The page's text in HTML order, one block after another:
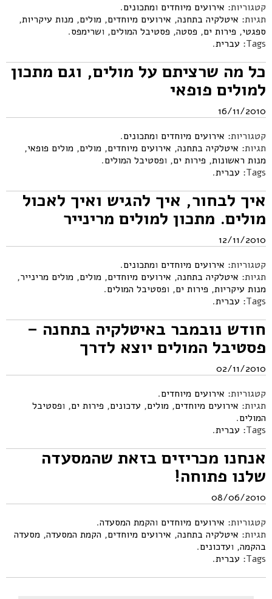
קטגוריות: אירועים מיוחדים ומתכונים.
תגיות: איטלקיה בתחנה, אירועים מיוחדים, מולים, מנות עיקריות,
ספגטי, פירות ים, פסטה, פסטיבל המולים, ושרימפס.
Tags: עברית.
כל מה שרציתם על מולים, וגם מתכון
למולים פופאי
16/11/2010
קטגוריות: אירועים מיוחדים ומתכונים.
תגיות: איטלקיה בתחנה, אירועים מיוחדים, מולים, מולים פופאי,
מנות ראשונות, פירות ים, ופסטיבל המולים.
Tags: עברית.
איך לבחור, איך להגיש ואיך לאכול
מולים. מתכון למולים מרינייר
12/11/2010
קטגוריות: אירועים מיוחדים ומתכונים.
תגיות: איטלקיה בתחנה, אירועים מיוחדים, מולים, מולים מרינייר,
מנות עיקריות, פירות ים, ופסטיבל המולים.
Tags: עברית.
חודש נובמבר באיטלקיה בתחנה –
פסטיבל המולים יוצא לדרך
02/11/2010
קטגוריות: אירועים מיוחדים.
תגיות: אירועים מיוחדים, מולים, עדכונים, פירות ים, ופסטיבל
המולים.
Tags: עברית.
אנחנו מכריזים בזאת שהמסעדה
שלנו פתוחה!
08/06/2010
קטגוריות: אירועים מיוחדים והקמת המסעדה.
תגיות: איטלקיה בתחנה, אירועים מיוחדים, הקמת המסעדה, מסעדה
בהקמה, ועדכונים.
Tags: עברית.